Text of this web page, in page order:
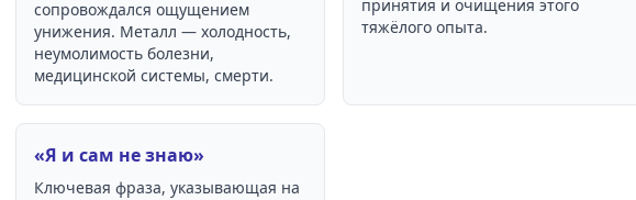
сопровождался ощущением
унижения. Металл — холодность,
неумолимость болезни,
медицинской системы, смерти.
принятия и очищения этого
тяжёлого опыта.
«Я и сам не знаю»
Ключевая фраза, указывающая на